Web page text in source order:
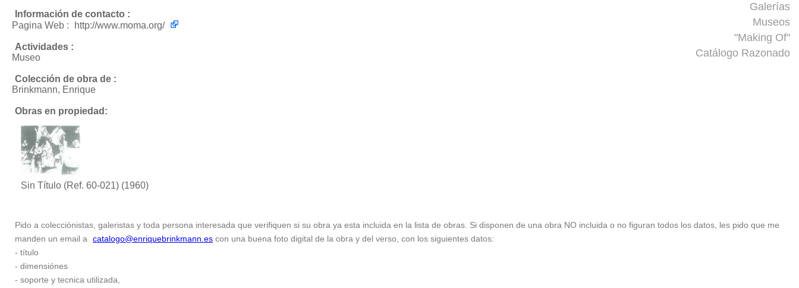
Galerías
Museos
"Making Of"
Catálogo Razonado
Información de contacto :
Pagina Web :
http://www.moma.org/
Actividades :
Museo
Colección de obra de :
Brinkmann, Enrique
Obras en propiedad:
Sin Título (Ref. 60-021) (1960)
Pido a colecciónistas, galeristas y toda persona interesada que verifiquen si su obra ya esta incluida en la lista de obras. Si disponen de una obra NO incluida o no figuran todos los datos, les pido que me
manden un email a
catalogo@enriquebrinkmann.es con una buena foto digital de la obra y del verso, con los siguientes datos:
- título
- dimensiónes
- soporte y tecnica utilizada,